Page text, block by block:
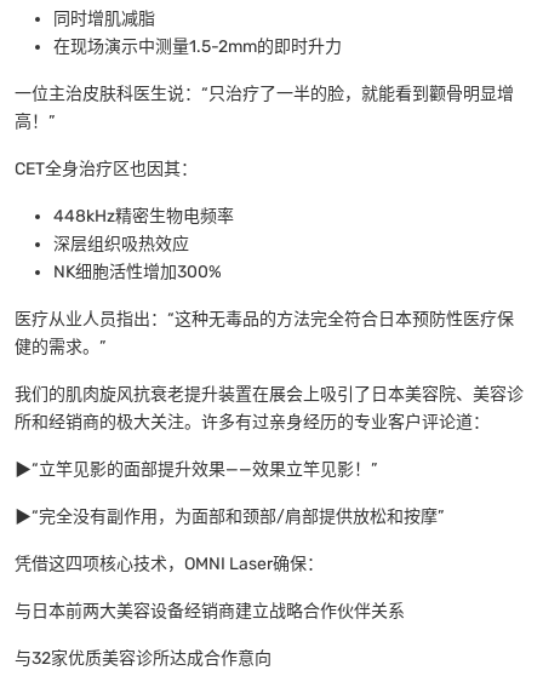
同时增肌减脂
在现场演示中测量1.5-2mm的即时升力
一位主治皮肤科医生说：“只治疗了一半的脸，就能看到颧骨明显增
高！”
CET全身治疗区也因其：
448kHz精密生物电频率
深层组织吸热效应
NK细胞活性增加300%
医疗从业人员指出：“这种无毒品的方法完全符合日本预防性医疗保
健的需求。”
我们的肌肉旋风抗衰老提升装置在展会上吸引了日本美容院、美容诊
所和经销商的极大关注。许多有过亲身经历的专业客户评论道：
▶“立竿见影的面部提升效果——效果立竿见影！”
▶“完全没有副作用，为面部和颈部/肩部提供放松和按摩”
凭借这四项核心技术，OMNI Laser确保：
与日本前两大美容设备经销商建立战略合作伙伴关系
与32家优质美容诊所达成合作意向